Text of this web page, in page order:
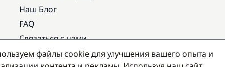
Наш Блог
FAQ
Связаться с нами
Популярные направления
файлы cookie для улучшения вашего опыта и